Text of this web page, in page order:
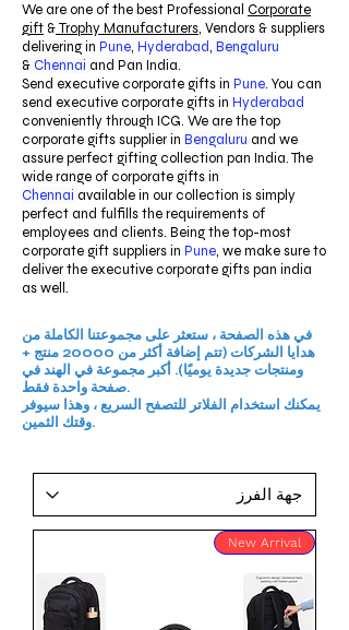
We are one of the best Professional Corporate
gift &Trophy Manufacturers, Vendors & suppliers
delivering in Pune, Hyderabad, Bengaluru
& Chennai and Pan India.
Send executive corporate gifts in Pune. You can
send executive corporate gifts in Hyderabad
conveniently through ICG. We are the top
corporate gifts supplier in Bengaluru and we
assure perfect gifting collection pan India. The
wide range of corporate gifts in
Chennai available in our collection is simply
perfect and fulfills the requirements of
employees and clients. Being the top-most
corporate gift suppliers in Pune, we make sure to
deliver the executive corporate gifts pan india
as well.
في هذه الصفحة ، ستعثر على مجموعتنا الكاملة من
هدايا الشركات (تتم إضافة أكثر من 20000 منتج +
ومنتجات جديدة يوميًا). أكبر مجموعة في الهند في
صفحة واحدة فقط.
يمكنك استخدام الفلاتر للتصفح السريع ، وهذا سيوفر
وقتك الثمين.
New Arrival